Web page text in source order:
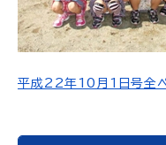
平成22年10月1日号全ペ